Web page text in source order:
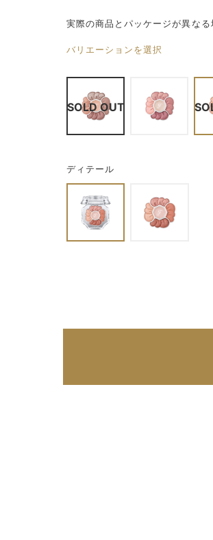
実際の商品とパッケージが異なる
バリエーションを選択
SOLD OUT
ディテール